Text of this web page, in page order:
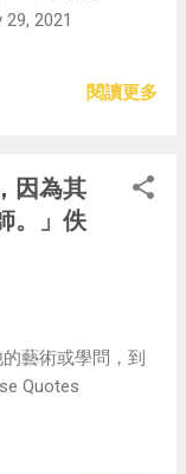
2021
閱讀更多
因為其
。」佚
藝術或學問，到
Quotes